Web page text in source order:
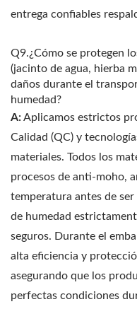
entrega confiables
Q9.¿Cómo se protegen
(jacinto de agua, hierba
daños durante el
humedad?
A:Aplicamos estrictos
Calidad (QC) y
materiales. Todos los
procesos de anti-moho,
temperatura antes de
de humedad
seguros. Durante el
alta eficiencia y
asegurando que los
perfectas condiciones